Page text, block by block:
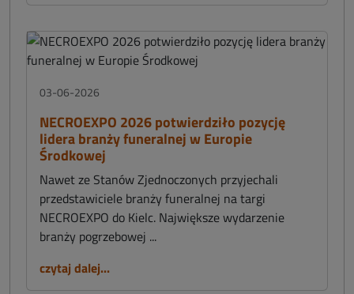
03-06-2026
NECROEXPO 2026 potwierdziło pozycję
lidera branży funeralnej w Europie
Środkowej
Nawet ze Stanów Zjednoczonych przyjechali
przedstawiciele branży funeralnej na targi
NECROEXPO do Kielc. Największe wydarzenie
branży pogrzebowej ...
czytaj dalej...